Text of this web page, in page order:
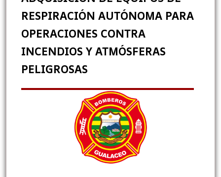
RESPIRACIÓN AUTÓNOMA PARA
OPERACIONES CONTRA
INCENDIOS Y ATMÓSFERAS
PELIGROSAS